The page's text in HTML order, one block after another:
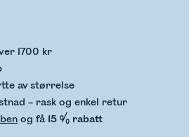
1700 kr
av størrelse
– rask og enkel retur
og få 15 % rabatt